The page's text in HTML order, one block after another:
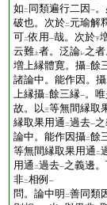
如 二 同類遍行二因 一
破也。次於二 元瑜解
可二依用 一哉。次於下
云難 上者。泛論レ之
増上縁體寛。攝二餘
諸論中。能作因。攝
上縁攝二餘三縁一。
故。以三等無間縁取
縁取果用通 二過去一
論中。能作因攝二餘
等無間縁取果用通 二
用通 二過去一之義邊
非二相例 一
問。論中明 二善同類